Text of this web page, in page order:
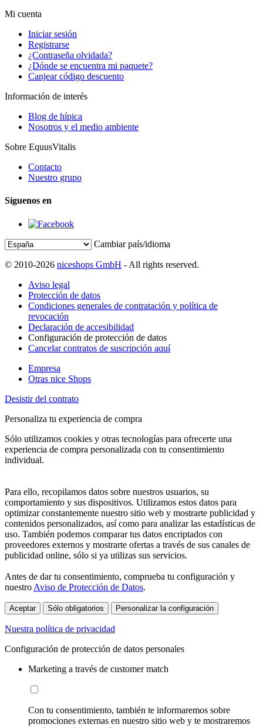
Mi cuenta
Iniciar sesión
Registrarse
¿Contraseña olvidada?
¿Dónde se encuentra mi paquete?
Canjear código descuento
Información de interés
Blog de hípica
Nosotros y el medio ambiente
Sobre EquusVitalis
Contacto
Nuestro grupo
Síguenos en
Cambiar país/idioma
© 2010-2026 niceshops GmbH - All rights reserved.
Aviso legal
Protección de datos
Condiciones generales de contratación y política de
revocación
Declaración de accesibilidad
Configuración de protección de datos
Cancelar contratos de suscripción aquí
Empresa
Otras nice Shops
Desistir del contrato
Personaliza tu experiencia de compra
Sólo utilizamos cookies y otras tecnologías para ofrecerte una
experiencia de compra personalizada con tu consentimiento
individual.
Para ello, recopilamos datos sobre nuestros usuarios, su
comportamiento y sus dispositivos. Utilizamos estos datos para
optimizar constantemente nuestro sitio web y mostrarte publicidad y
contenidos personalizados, así como para analizar las estadísticas de
uso. También podemos comparar tus datos encriptados con
proveedores externos y mostrarte ofertas a través de sus canales de
publicidad online, sólo si ya utilizas sus servicios.
Antes de dar tu consentimiento, comprueba tu configuración y
nuestro Aviso de Protección de Datos.
Aceptar Sólo obligatorios Personalizar la configuración
Nuestra política de privacidad
Configuración de protección de datos personales
Marketing a través de customer match
Con tu consentimiento, también te informaremos sobre
promociones externas en nuestro sitio web y te mostraremos